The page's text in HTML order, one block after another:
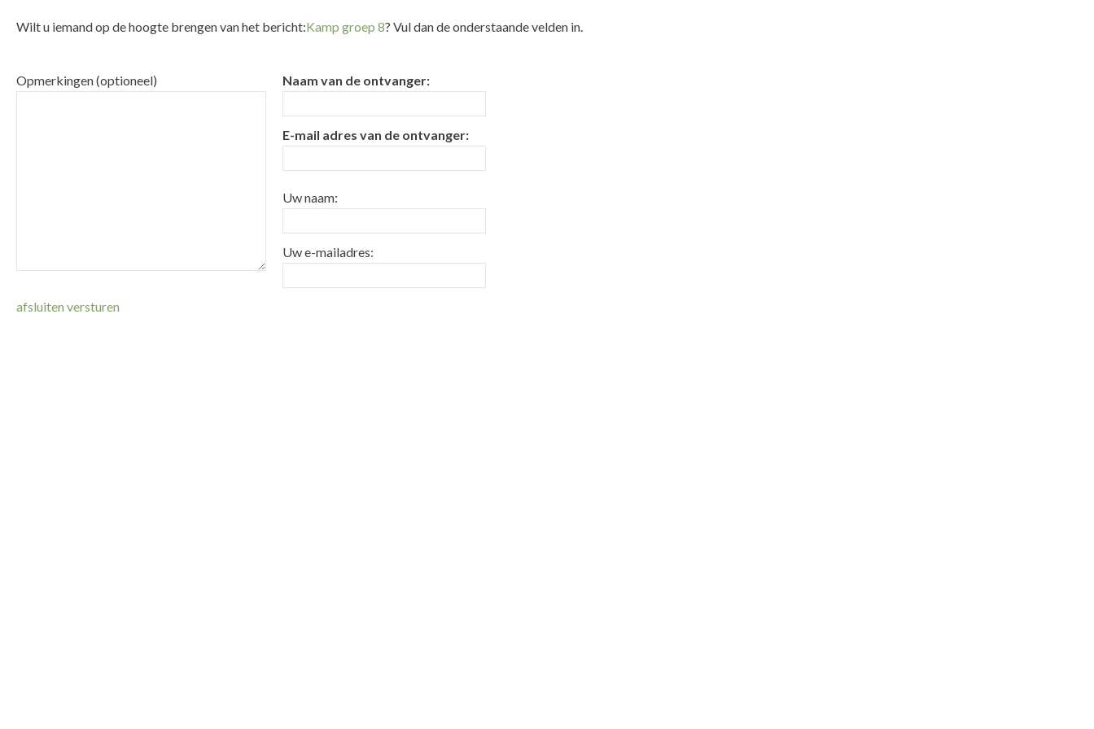
Wilt u iemand op de hoogte brengen van het bericht:Kamp groep 8? Vul dan de onderstaande velden in.
Opmerkingen (optioneel) Naam van de ontvanger:
E-mail adres van de ontvanger:
Uw naam:
Uw e-mailadres:
afsluiten versturen